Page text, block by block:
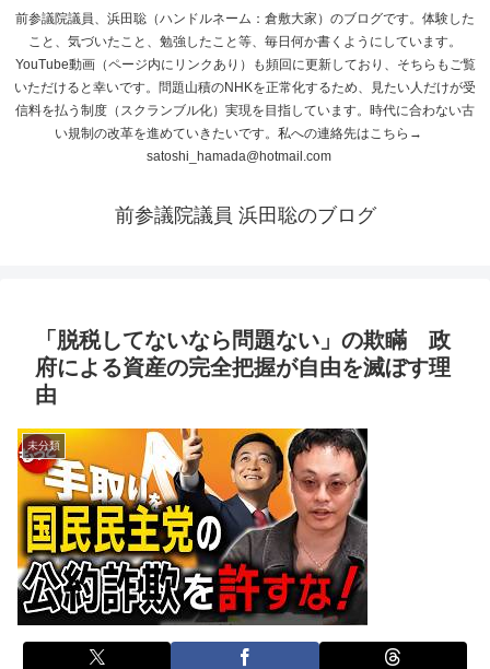
前参議院議員、浜田聡（ハンドルネーム：倉敷大家）のブログです。体験した
こと、気づいたこと、勉強したこと等、毎日何か書くようにしています。
YouTube動画（ページ内にリンクあり）も頻回に更新しており、そちらもご覧
いただけると幸いです。問題山積のNHKを正常化するため、見たい人だけが受
信料を払う制度（スクランブル化）実現を目指しています。時代に合わない古
い規制の改革を進めていきたいです。私への連絡先はこちら→
satoshi_hamada@hotmail.com
前参議院議員 浜田聡のブログ
「脱税してないなら問題ない」の欺瞞 政
府による資産の完全把握が自由を滅ぼす理
由
未分類